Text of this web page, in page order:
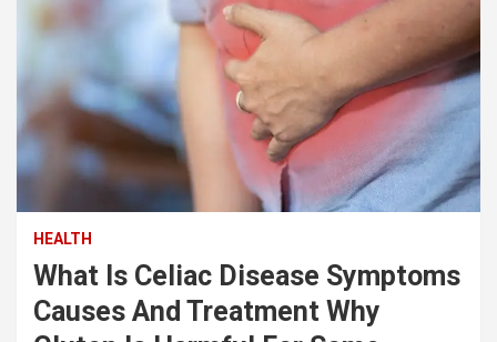
HEALTH
What Is Celiac Disease Symptoms
Causes And Treatment Why